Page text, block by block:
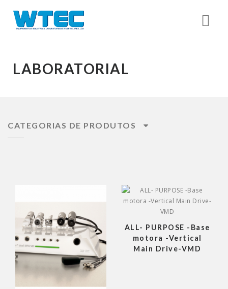
LABORATORIAL
CATEGORIAS DE PRODUTOS
ALL- PURPOSE -Base
motora -Vertical
Main Drive-VMD